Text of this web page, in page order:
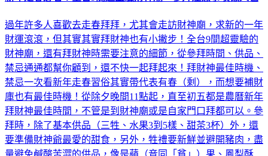
過年許多人喜歡去走春拜拜，尤其會走訪財神廟，求新的一年
財運滾滾，但其實其實拜財神也有小撇步！全台9間超靈驗的
財神廟，還有拜財神時需要注意的細節，從參拜時間、供品、
禁忌通通都幫你顧到，還不快一起拜起來！拜財神最佳時機、
禁忌一次看新年走春習俗其實帶代表有春（剩），而想要補財
庫也有最佳時機！從除夕晚間11點起，直至初五都是農曆新年
拜財神最佳時間，不管是到財神廟或是自家門口拜都可以。參
拜時，除了基本供品（三牲、水果3到5樣、甜茶3杯）外，還
要準備財神爺最愛的甜食，另外，牲禮要新鮮並避開豬肉，盡
量避免鹹酸苦澀的供品，像是蘋（音同「貧」）果、鳳梨酥